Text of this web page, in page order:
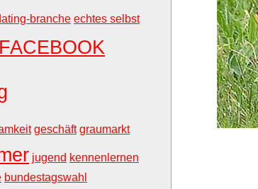
branche echtes selbst
FACEBOOK
geschäft graumarkt
jugend kennenlernen
bundestagswahl